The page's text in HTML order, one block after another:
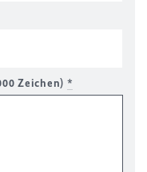
Zeichen) *